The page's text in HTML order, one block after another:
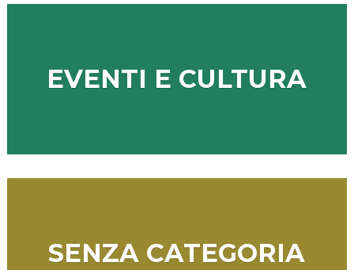
EVENTI E CULTURA
SENZA CATEGORIA